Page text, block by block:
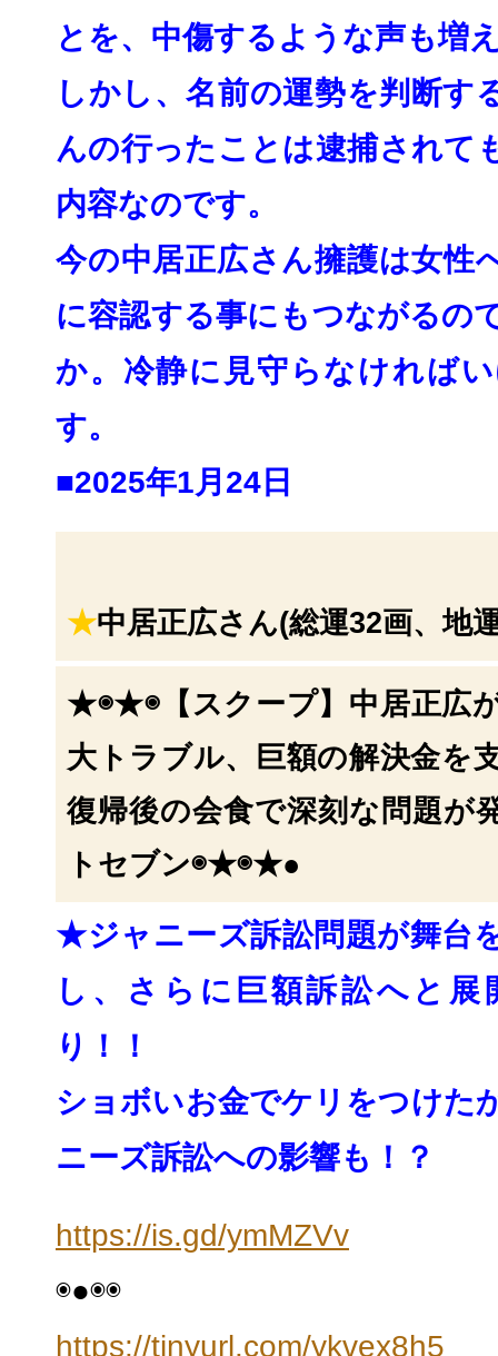
とを、 中傷するような声も増
しかし、名前の運勢を判断す
んの行ったことは逮捕されて
内容なのです。
今の中居正広さん擁護は女性
に容認する事にもつながるの
か。 冷静に見守らなければ
す。
■2025年1月24日
★中居正広さん(総運32画、地
★◉★◉【スクープ】中居正広
大トラブル、
巨額の解決金
復帰後の会食で深刻な問題が
トセブン◉★◉★●
★ジャニーズ訴訟問題が舞台
し、 さらに巨額訴訟へと展
り！！
ショボいお金でケリをつけた
ニーズ訴訟への影響も！？
https://is.gd/ymMZVv
◉●◉◉
https://tinyurl.com/ykvex8h5